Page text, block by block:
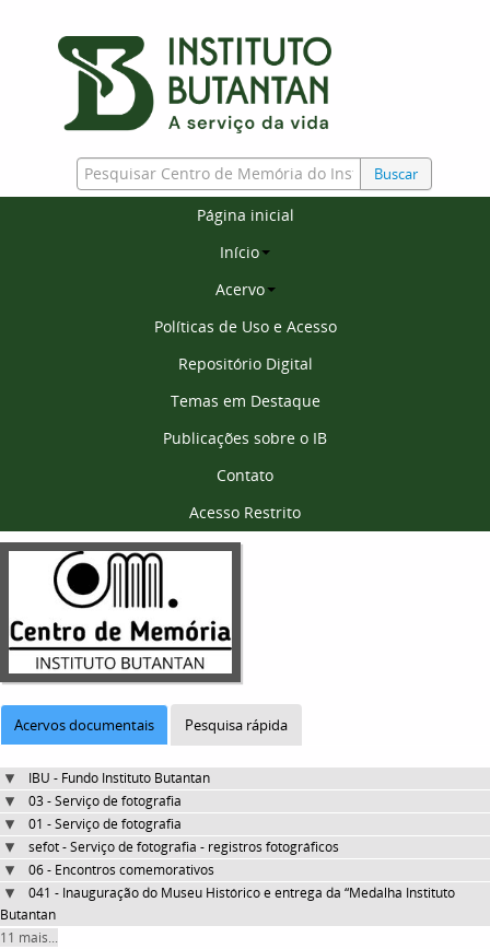
Buscar
Página inicial
Início
Acervo
Políticas de Uso e Acesso
Repositório Digital
Temas em Destaque
Publicações sobre o IB
Contato
Acesso Restrito
Acervos documentais Pesquisa rápida
IBU - Fundo Instituto Butantan
03 - Serviço de fotografia
01 - Serviço de fotografia
sefot - Serviço de fotografia - registros fotográficos
06 - Encontros comemorativos
041 - Inauguração do Museu Histórico e entrega da “Medalha Instituto
Butantan
11 mais...